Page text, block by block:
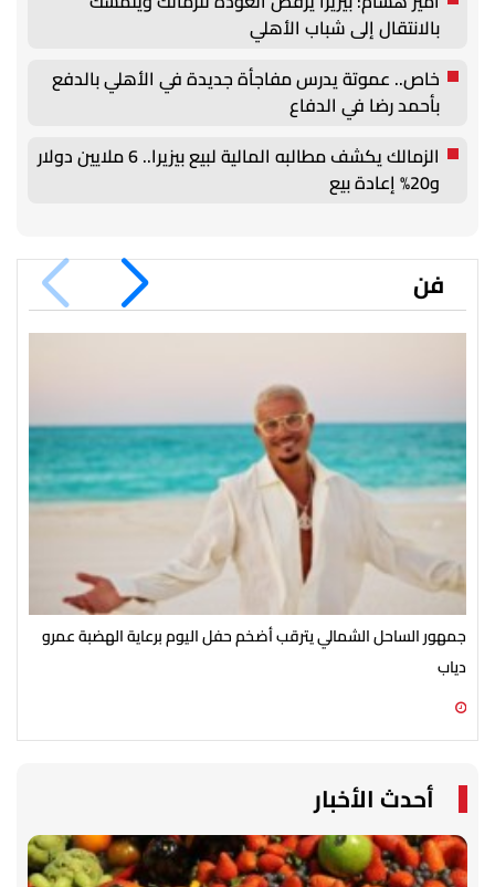
بالانتقال إلى شباب الأهلي
خاص.. عموتة يدرس مفاجأة جديدة في الأهلي بالدفع
بأحمد رضا في الدفاع
الزمالك يكشف مطالبه المالية لبيع بيزيرا.. 6 ملايين دولار
و20% إعادة بيع
فن
جمهور الساحل الشمالي يترقب أضخم حفل اليوم برعاية الهضبة عمرو
دياب
أحدث الأخبار